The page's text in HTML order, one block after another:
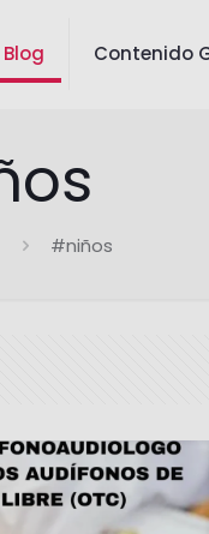
Blog Contenido
#niños